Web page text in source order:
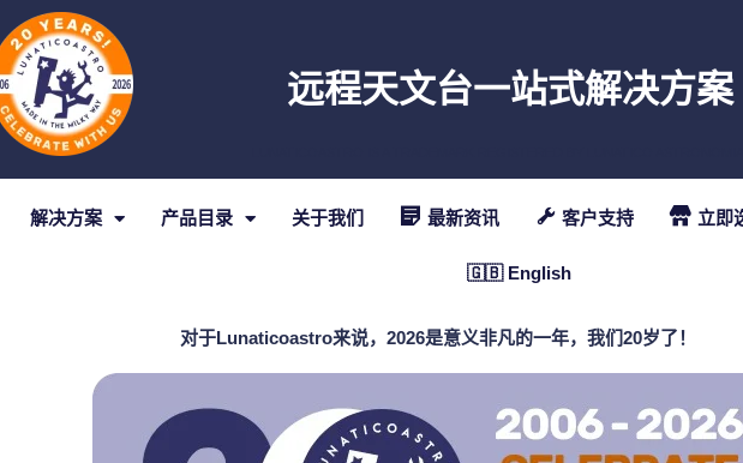
远程天文台一站式解决方案
解决方案 产品目录 关于我们 最新资讯 客户支持 立即
🇬🇧 English
对于Lunaticoastro来说，2026是意义非凡的一年，我们20岁了！